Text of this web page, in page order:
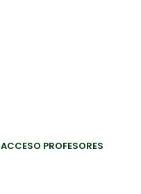
ACCESO PROFESORES